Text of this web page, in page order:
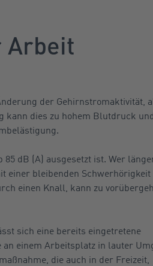
Arbeit
der Gehirnstromaktivität,
kann dies zu hohem Blutdruck
dB (A) ausgesetzt ist. Wer
einer bleibenden Schwerhörigkeit
einen Knall, kann zu
sich eine bereits eingetretene
einem Arbeitsplatz in lauter
die auch in der Freizeit,